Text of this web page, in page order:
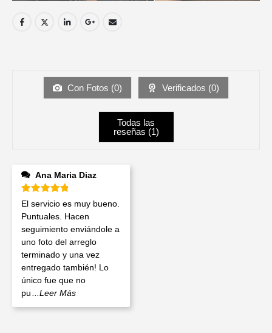
Con Fotos (0) Verificados (0)
Todas las
reseñas (1)
Ana Maria Diaz
Valorado en5de 5
El servicio es muy bueno.
Puntuales. Hacen
seguimiento enviándole a
uno foto del arreglo
terminado y una vez
entregado también! Lo
único fue que no
pu
...Leer Más